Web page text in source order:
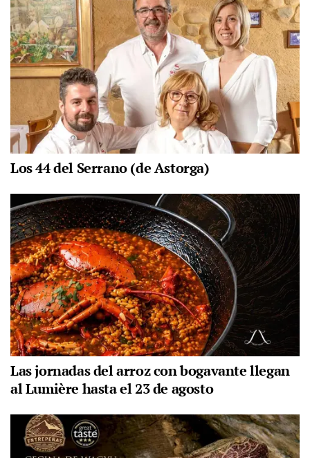
Los 44 del Serrano (de Astorga)
Las jornadas del arroz con bogavante llegan
al Lumière hasta el 23 de agosto